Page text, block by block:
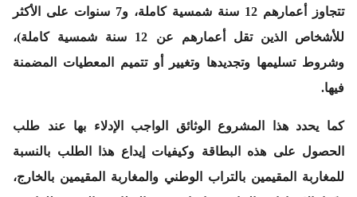
تتجاوز أعمارهم 12 سنة شمسية كاملة، و7 سنوات على الأكثر
للأشخاص الذين تقل أعمارهم عن 12 سنة شمسية كاملة)،
وشروط تسليمها وتجديدها وتغيير أو تتميم المعطيات المضمنة
فيها.
كما يحدد هذا المشروع الوثائق الواجب الإدلاء بها عند طلب
الحصول على هذه البطاقة وكيفيات إيداع هذا الطلب بالنسبة
للمغاربة المقيمين بالتراب الوطني والمغاربة المقيمين بالخارج،